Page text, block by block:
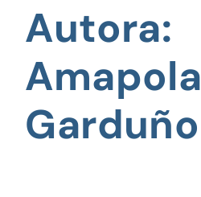
Autora:
Amapola
Garduño